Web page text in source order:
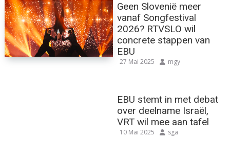
Geen Slovenië meer
vanaf Songfestival
2026? RTVSLO wil
concrete stappen van
EBU
27 Mai 2025 mgy
EBU stemt in met debat
over deelname Israël,
VRT wil mee aan tafel
10 Mai 2025 sga